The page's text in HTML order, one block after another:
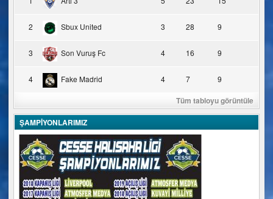
2 Sbux United 3 28 9
3 Son Vuruş Fc 4 16 9
4 Fake Madrid 4 7 9
Tüm tabloyu görüntüle
ŞAMPİYONLARIMIZ